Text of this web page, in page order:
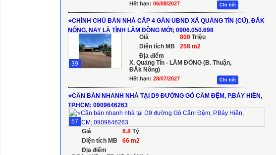
Hết hạn: 06/08/2027 Chi tiết
⭐️CHÍNH CHỦ BÁN NHÀ CẤP 4 GẦN UBND XÃ QUẢNG TÍN (CŨ), ĐĂK
NÔNG, NAY LÀ TỈNH LÂM ĐỒNG MỚI; 0906.050.698
39
Giá 800 Triệu
Diện tích MB
258 m2
Địa điểm
X. Quảng Tín - LẦM ĐỒNG (B. Thuận,
ĐẮk Nông)
Hết hạn: 28/07/2027 Chi tiết
⭐️CẦN BÁN NHANH NHÀ TẠI D9 ĐƯỜNG GÒ CẤM ĐỆM, P.BẢY HIỀN,
TP.HCM; 0909646263
57
Giá
8.8 Tỷ
Diện tích MB
66 m2
Địa điểm